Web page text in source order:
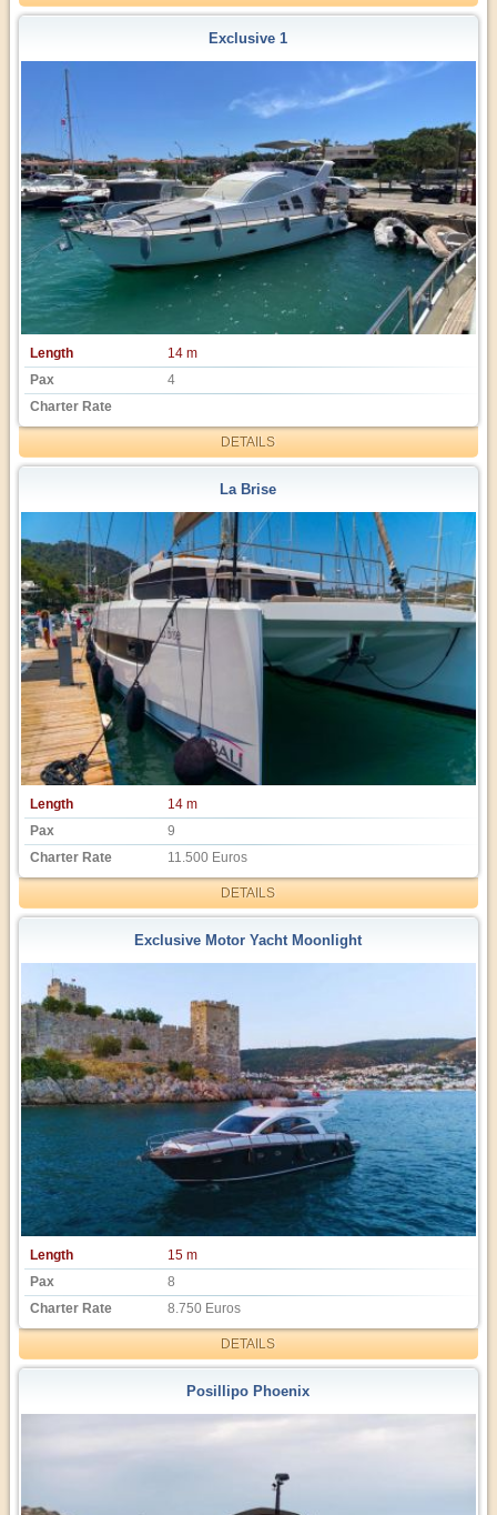
Exclusive 1
Length
14 m
Pax
4
Charter Rate
DETAILS
La Brise
Length
14 m
Pax
9
Charter Rate
11.500 Euros
DETAILS
Exclusive Motor Yacht Moonlight
Length
15 m
Pax
8
Charter Rate
8.750 Euros
DETAILS
Posillipo Phoenix